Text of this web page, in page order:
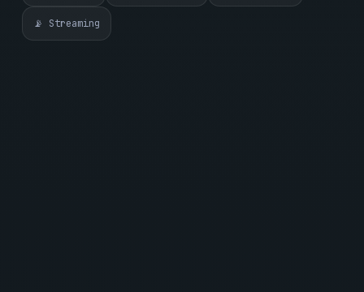
📡 Streaming